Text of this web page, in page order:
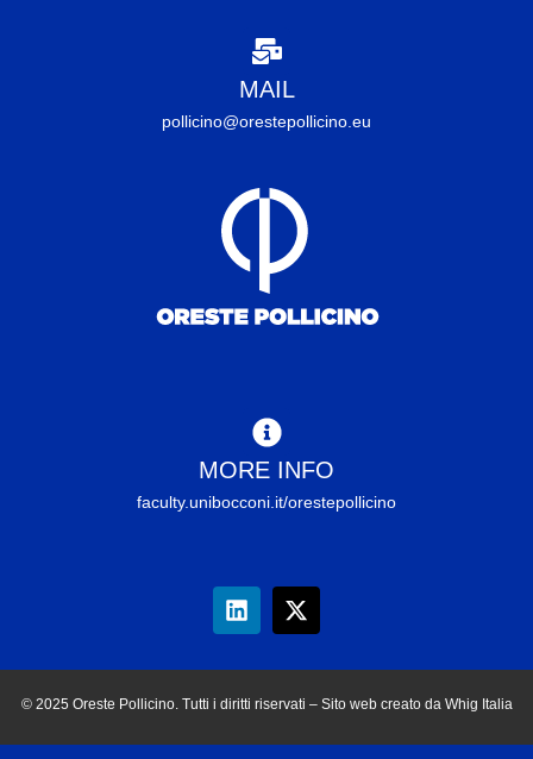
MAIL
pollicino@orestepollicino.eu
MORE INFO
faculty.unibocconi.it/orestepollicino
© 2025 Oreste Pollicino. Tutti i diritti riservati – Sito web creato da Whig Italia